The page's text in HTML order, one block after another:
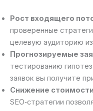
Рост входящего
проверенные
целевую аудиторию
Прогнозируемые
тестированию
заявок вы получите
Снижение
SEO‑стратегии